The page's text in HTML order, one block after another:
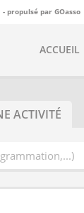
- propulsé par GOasso
ACCUEIL
ACTIVITÉ